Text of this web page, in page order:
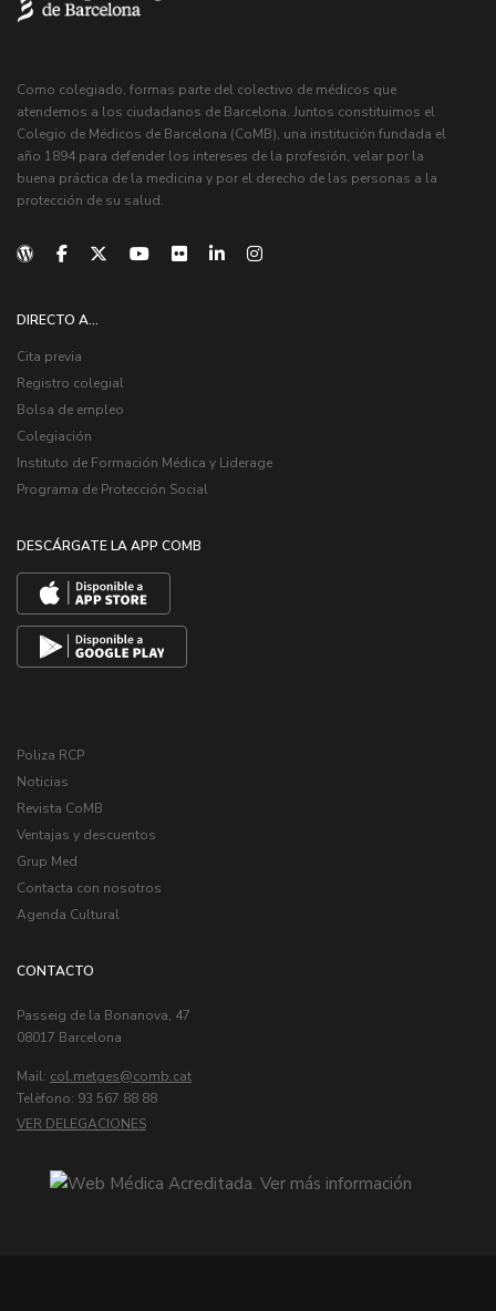
Como colegiado, formas parte del colectivo de médicos que
atendemos a los ciudadanos de Barcelona. Juntos constituimos el
Colegio de Médicos de Barcelona (CoMB), una institución fundada el
año 1894 para defender los intereses de la profesión, velar por la
buena práctica de la medicina y por el derecho de las personas a la
protección de su salud.
DIRECTO A...
Cita previa
Registro colegial
Bolsa de empleo
Colegiación
Instituto de Formación Médica y Liderage
Programa de Protección Social
DESCÁRGATE LA APP COMB
Poliza RCP
Noticias
Revista CoMB
Ventajas y descuentos
Grup Med
Contacta con nosotros
Agenda Cultural
CONTACTO
Passeig de la Bonanova, 47
08017 Barcelona
Mail: col.metges
Telèfono: 93 567 88 88
VER DELEGACIONES